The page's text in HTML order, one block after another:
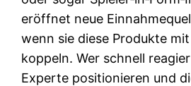
eröffnet neue
wenn sie diese Produkte
koppeln. Wer schnell
Experte positionieren und